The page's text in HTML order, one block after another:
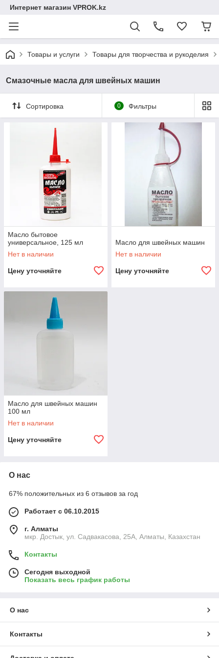
Интернет магазин VPROK.kz
Товары и услуги Товары для творчества и рукоделия
Смазочные масла для швейных машин
Сортировка 0 Фильтры
Масло бытовое
универсальное, 125 мл
Нет в наличии
Цену уточняйте
Масло для швейных машин
Нет в наличии
Цену уточняйте
Масло для швейных машин
100 мл
Нет в наличии
Цену уточняйте
О нас
67% положительных из 6 отзывов за год
Работает с 06.10.2015
г. Алматы
мкр. Достык, ул. Садвакасова, 25А, Алматы, Казахстан
Контакты
Сегодня выходной
Показать весь график работы
О нас
Контакты